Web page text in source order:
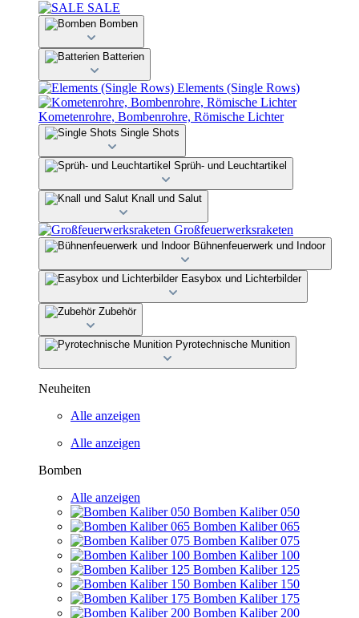
SALE
Bomben
Batterien
Elements (Single Rows)
Kometenrohre, Bombenrohre, Römische Lichter
Single Shots
Sprüh- und Leuchtartikel
Knall und Salut
Großfeuerwerksraketen
Bühnenfeuerwerk und Indoor
Easybox und Lichterbilder
Zubehör
Pyrotechnische Munition
Neuheiten
Alle anzeigen
Alle anzeigen
Bomben
Alle anzeigen
Bomben Kaliber 050
Bomben Kaliber 065
Bomben Kaliber 075
Bomben Kaliber 100
Bomben Kaliber 125
Bomben Kaliber 150
Bomben Kaliber 175
Bomben Kaliber 200